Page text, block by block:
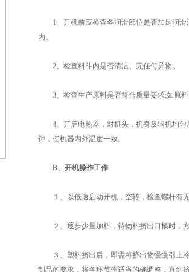
1、开机前应检查各润滑部位是否加足润滑
内。
2、检查料斗内是否清洁、无任何异物。
3、检查生产原料是否符合质量要求;如原料
4、开启电热器，对机头，机身及辅机均匀
钟，使机器内外温度一致。
B、开机操作工作
１、以低速启动开机，空转，检查螺杆有无
２、逐步少量加料，待物料挤出口模时，方
３、塑料挤出后，即需将挤出物慢慢引上冷
制品的要求，将各环节作适当的确调整，直到